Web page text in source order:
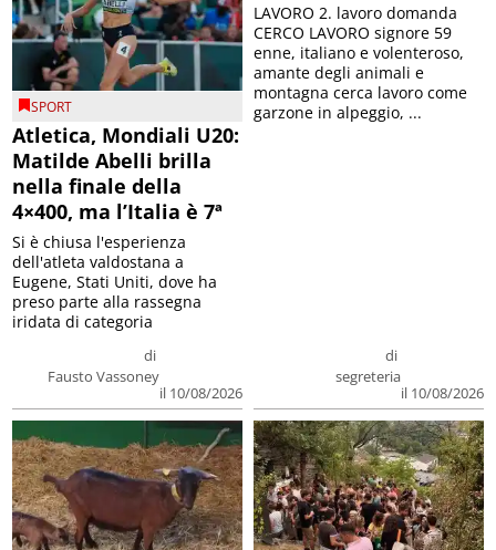
SPORT
Atletica, Mondiali U20:
Matilde Abelli brilla
nella finale della
4×400, ma l’Italia è 7ª
di
Fausto Vassoney
il 10/08/2026
Si è chiusa l'esperienza
dell'atleta valdostana a
Eugene, Stati Uniti, dove ha
preso parte alla rassegna
iridata di categoria
di
segreteria
il 10/08/2026
LAVORO 2. lavoro domanda
CERCO LAVORO signore 59
enne, italiano e volenteroso,
amante degli animali e
montagna cerca lavoro come
garzone in alpeggio, ...